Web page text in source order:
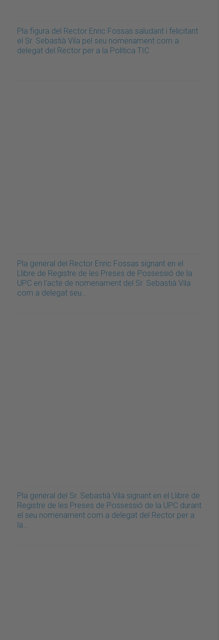
Pla figura del Rector Enric Fossas saludant i felicitant
el Sr. Sebastià Vila pel seu nomenament com a
delegat del Rector per a la Política TIC
Pla general del Rector Enric Fossas signant en el
Llibre de Registre de les Preses de Possessió de la
UPC en l'acte de nomenament del Sr. Sebastià Vila
com a delegat seu…
Pla general del Sr. Sebastià Vila signant en el Llibre de
Registre de les Preses de Possessió de la UPC durant
el seu nomenament com a delegat del Rector per a
la…